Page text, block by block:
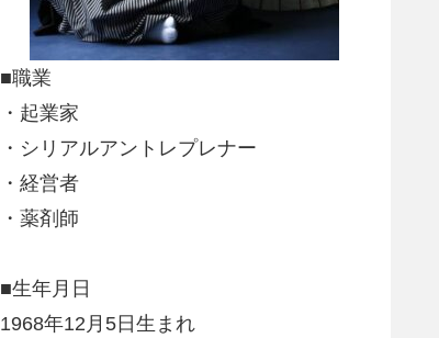
■職業
・起業家
・シリアルアントレプレナー
・経営者
・薬剤師
■生年月日
1968年12月5日生まれ